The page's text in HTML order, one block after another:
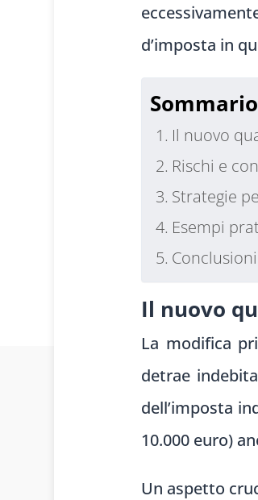
d’imposta in
Sommario
Il nuovo
Rischi e
Strategie
Esempi
Il nuovo
La modifica
detrae
dell’imposta
10.000 euro)
Un aspetto